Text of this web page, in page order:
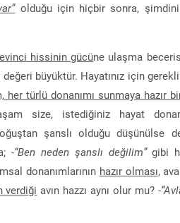
olduğu için hiçbir sonra,
hissinin gücüne ulaşma
büyüktür. Hayatınız için
her türlü donanımı sunmaya hazır
size, istediğiniz hayat
şanslı olduğu düşünülse
-“Ben neden şanslı değilim”gibi
donanımlarının hazır olması,
verdiği avın hazzı aynı olur mu?-